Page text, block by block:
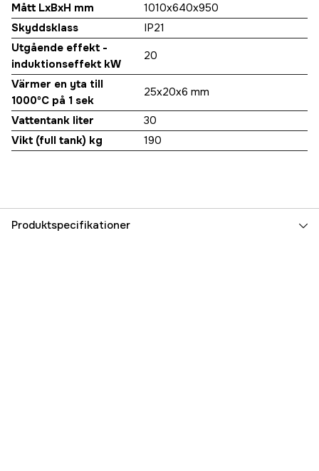
Mått LxBxH mm
1010x640x950
Skyddsklass
IP21
Utgående effekt -
induktionseffekt kW
20
Värmer en yta till
1000ºC på 1 sek
25x20x6 mm
Vattentank liter
30
Vikt (full tank) kg
190
Produktspecifikationer